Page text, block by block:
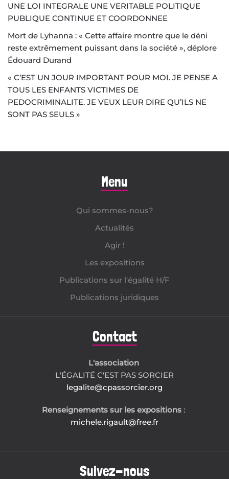
UNE LOI INTEGRALE UNE VERITABLE POLITIQUE
PUBLIQUE CONTINUE ET COORDONNEE
Mort de Lyhanna : « Cette affaire montre que le déni
reste extrêmement puissant dans la société », déplore
Édouard Durand
« C’EST UN JOUR IMPORTANT POUR MOI. JE PENSE A
TOUS LES ENFANTS VICTIMES DE
PEDOCRIMINALITE. JE VEUX LEUR DIRE QU’ILS NE
SONT PAS SEULS »
Menu
Qui sommes-nous?
Actualités
Agir !
Les expositions
Publications sur l'égalité H/F
Publications juridiques
Contact
L'association
L'ÉGALITÉ C'EST PAS SORCIER
legalite@cpassorcier.org
Renseignements sur les expositions :
michele.rigault@free.fr
Suivez-nous